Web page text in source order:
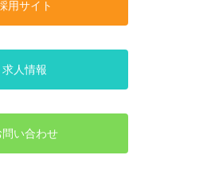
用サイト
求人情報
問い合わせ